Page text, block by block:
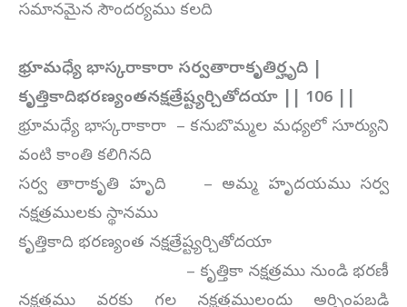
సమానమైన సౌందర్యము కలది
భ్రూమధ్యే భాస్కరాకారా సర్వతారాకృతిర్హృది |
కృత్తికాదిభరణ్యంతనక్షత్రేష్ట్యర్చితోదయా || 106 ||
భ్రూమధ్యే భాస్కరాకారా – కనుబొమ్మల మధ్యలో సూర్యుని
వంటి కాంతి కలిగినది
సర్వ తారాకృతి హృది – అమ్మ హృదయము సర్వ
నక్షత్రములకు స్థానము
కృత్తికాది భరణ్యంత నక్షత్రేష్ట్యర్చితోదయా
– కృత్తికా నక్షత్రము నుండి భరణీ
నక్షత్రము వరకు గల నక్షత్రములందు అర్చింపబడి